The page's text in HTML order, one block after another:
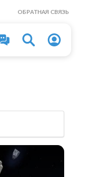
ОБРАТНАЯ СВЯЗЬ